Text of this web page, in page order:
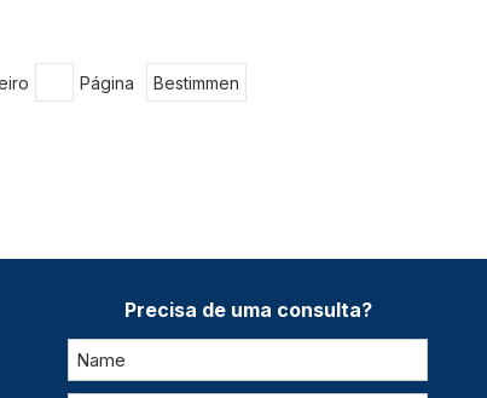
Página Bestimmen
Precisa de uma consulta?